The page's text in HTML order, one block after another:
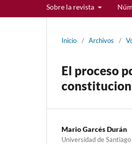
Sobre la revista
Inicio / Archivos /
El proceso
Mario Garcés Durán
Universidad de